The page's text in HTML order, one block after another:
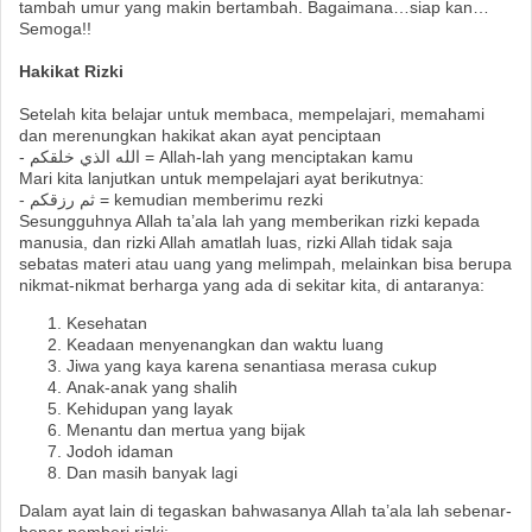
tambah umur yang makin bertambah. Bagaimana…siap kan…
Semoga!!
Hakikat Rizki
Setelah kita belajar untuk membaca, mempelajari, memahami
dan merenungkan hakikat akan ayat penciptaan
- الله الذي خلقكم = Allah-lah yang menciptakan kamu
Mari kita lanjutkan untuk mempelajari ayat berikutnya:
- ثم رزقكم = kemudian memberimu rezki
Sesungguhnya Allah ta’ala lah yang memberikan rizki kepada
manusia, dan rizki Allah amatlah luas, rizki Allah tidak saja
sebatas materi atau uang yang melimpah, melainkan bisa berupa
nikmat-nikmat berharga yang ada di sekitar kita, di antaranya:
Kesehatan
Keadaan menyenangkan dan waktu luang
Jiwa yang kaya karena senantiasa merasa cukup
Anak-anak yang shalih
Kehidupan yang layak
Menantu dan mertua yang bijak
Jodoh idaman
Dan masih banyak lagi
Dalam ayat lain di tegaskan bahwasanya Allah ta’ala lah sebenar-